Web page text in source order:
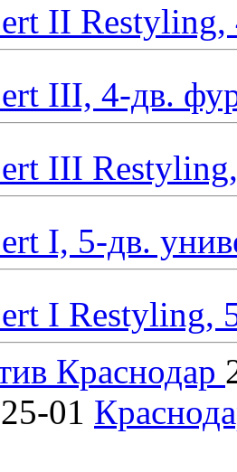
II
III, 4-дв.
III
I, 5-дв.
I Restyling,
Краснодар
01